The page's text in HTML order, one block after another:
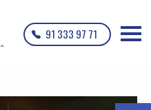
91 333 97 71